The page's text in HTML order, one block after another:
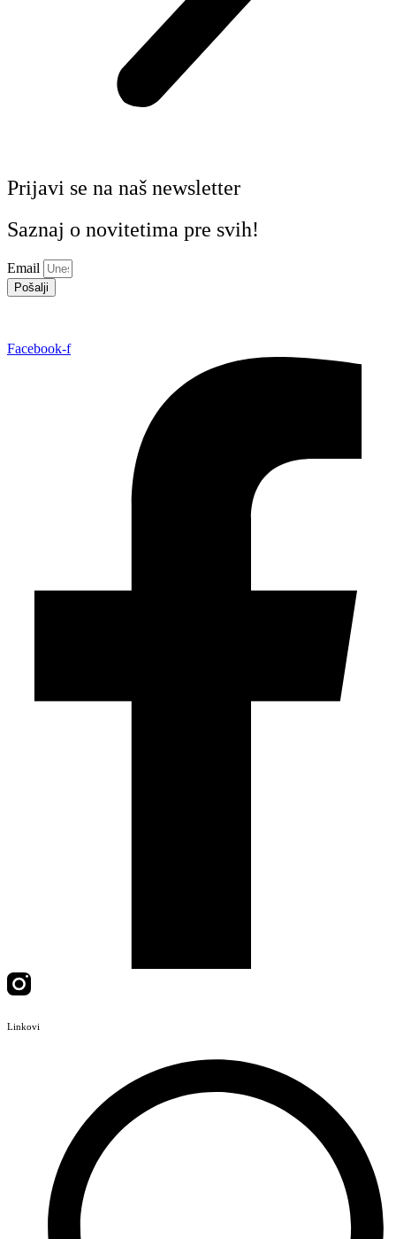
Prijavi se na naš newsletter
Saznaj o novitetima pre svih!
Email
Pošalji
Facebook-f
Linkovi